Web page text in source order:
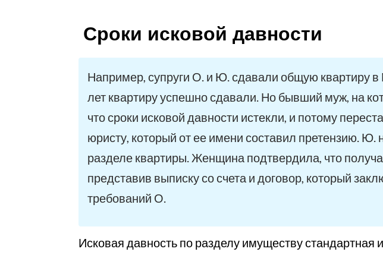
Сроки исковой давности
Например, супруги О. и Ю. сдавали общую квартиру
лет квартиру успешно сдавали. Но бывший муж, на
что сроки исковой давности истекли, и потому
юристу, который от ее имени составил претензию. Ю.
разделе квартиры. Женщина подтвердила, что
представив выписку со счета и договор, который
требований О.
Исковая давность по разделу имуществу стандартная